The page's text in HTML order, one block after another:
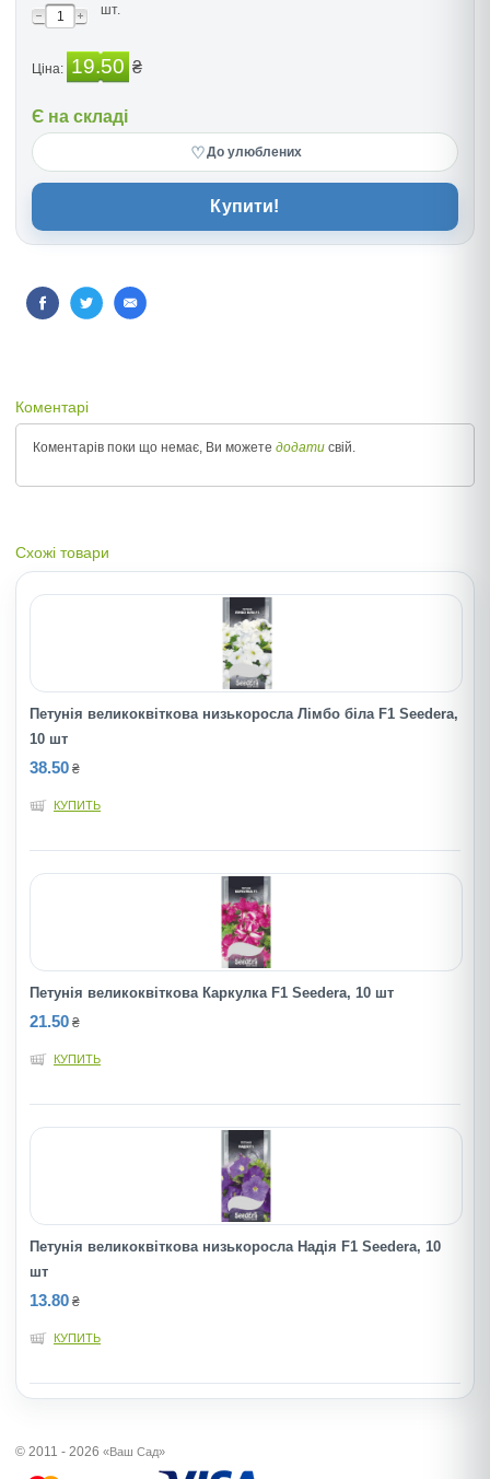
шт.
Ціна: 19.50 ₴
Є на складі
♡До улюблених
Купити!
Коментарі
Коментарів поки що немає, Ви можете додати свій.
Схожі товари
Петунія великоквіткова низькоросла Лімбо біла F1 Seedera,
10 шт
38.50 ₴
КУПИТЬ
Петунія великоквіткова Каркулка F1 Seedera, 10 шт
21.50 ₴
КУПИТЬ
Петунія великоквіткова низькоросла Надія F1 Seedera, 10
шт
13.80 ₴
КУПИТЬ
© 2011 - 2026 «Ваш Сад»